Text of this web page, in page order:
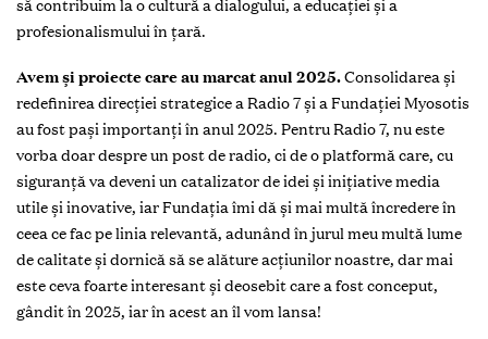
să contribuim la o cultură a dialogului, a educației și a
profesionalismului în țară.
Avem și proiecte care au marcat anul 2025.Consolidarea și
redefinirea direcției strategice a Radio 7 și a Fundației Myosotis
au fost pași importanți în anul 2025. Pentru Radio 7, nu este
vorba doar despre un post de radio, ci de o platformă care, cu
siguranță va deveni un catalizator de idei și inițiative media
utile și inovative, iar Fundația îmi dă și mai multă încredere în
ceea ce fac pe linia relevantă, adunând în jurul meu multă lume
de calitate și dornică să se alăture acțiunilor noastre, dar mai
este ceva foarte interesant și deosebit care a fost conceput,
gândit în 2025, iar în acest an îl vom lansa!